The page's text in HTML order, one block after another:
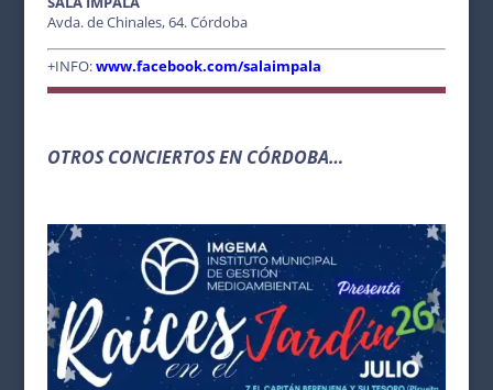
Avda. de Chinales, 64. Córdoba
+INFO:www.facebook.com/salaimpala
OTROS CONCIERTOS EN CÓRDOBA…